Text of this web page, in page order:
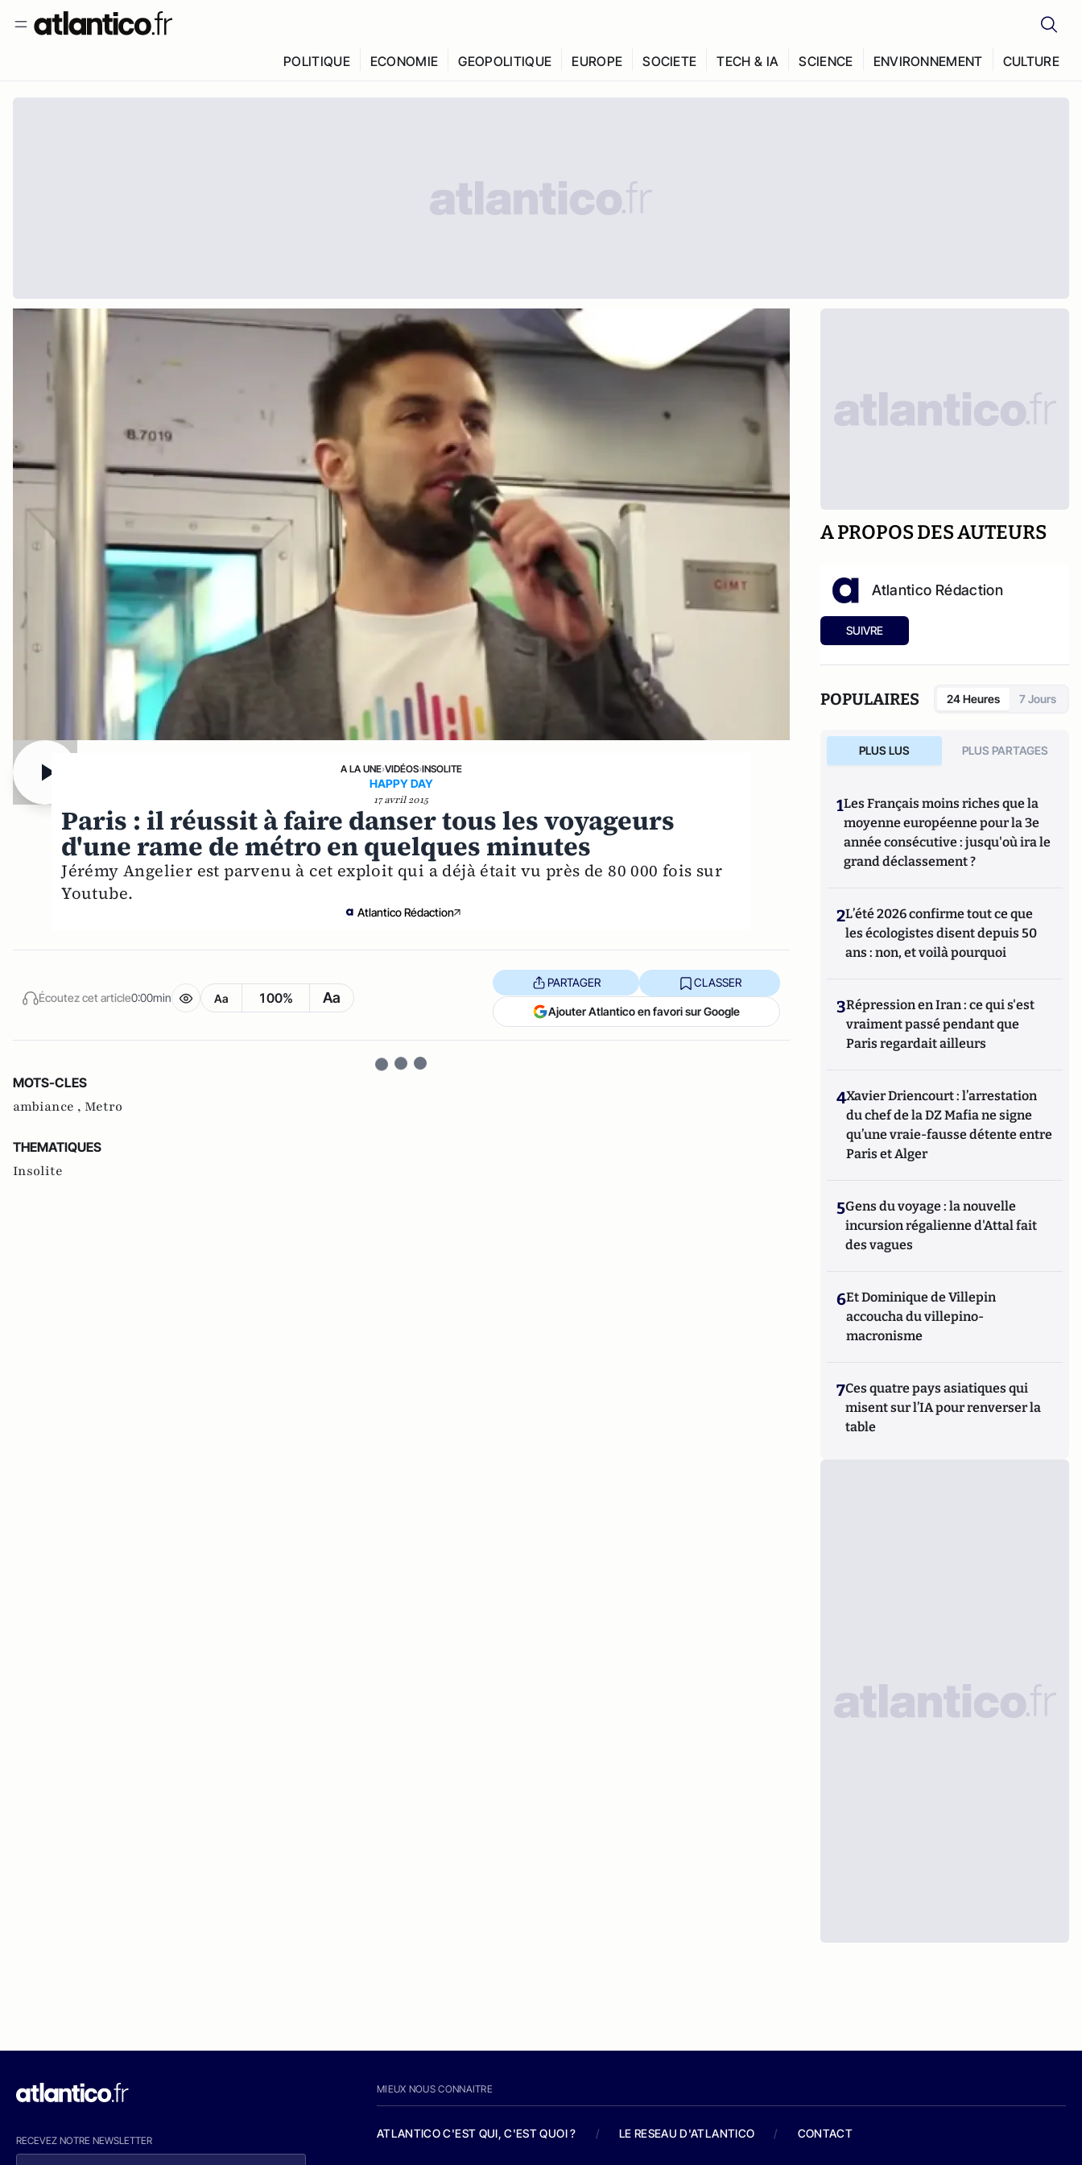
POLITIQUE ECONOMIE GEOPOLITIQUE EUROPE SOCIETE TECH & IA SCIENCE ENVIRONNEMENT CULTURE
A LA UNE›VIDÉOS›INSOLITE
HAPPY DAY
17 avril 2015
Paris : il réussit à faire danser tous les voyageurs
d'une rame de métro en quelques minutes
Jérémy Angelier est parvenu à cet exploit qui a déjà était vu près de 80 000 fois sur
Youtube.
Atlantico Rédaction
Écoutez cet article0:00min Aa 100% Aa
PARTAGER CLASSER
Ajouter Atlantico en favori sur Google
MOTS-CLES
ambiance , Metro
THEMATIQUES
Insolite
A PROPOS DES AUTEURS
Atlantico Rédaction
SUIVRE
POPULAIRES 24 Heures 7 Jours
PLUS LUS PLUS PARTAGES
1Les Français moins riches que la
moyenne européenne pour la 3e
année consécutive : jusqu'où ira le
grand déclassement ?
2L’été 2026 confirme tout ce que
les écologistes disent depuis 50
ans : non, et voilà pourquoi
3Répression en Iran : ce qui s'est
vraiment passé pendant que
Paris regardait ailleurs
4Xavier Driencourt : l’arrestation
du chef de la DZ Mafia ne signe
qu’une vraie-fausse détente entre
Paris et Alger
5Gens du voyage : la nouvelle
incursion régalienne d'Attal fait
des vagues
6Et Dominique de Villepin
accoucha du villepino-
macronisme
7Ces quatre pays asiatiques qui
misent sur l’IA pour renverser la
table
RECEVEZ NOTRE NEWSLETTER
MIEUX NOUS CONNAITRE
ATLANTICO C'EST QUI, C'EST QUOI ? / LE RESEAU D'ATLANTICO / CONTACT